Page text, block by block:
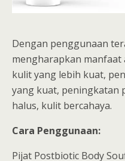
Dengan penggunaan
mengharapkan
kulit yang lebih kuat,
yang kuat, peningkatan
halus, kulit bercahaya.
Cara Penggunaan:
Pijat Postbiotic Body